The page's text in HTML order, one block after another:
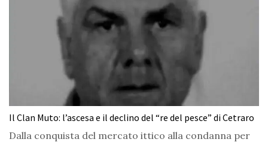
Il Clan Muto: l’ascesa e il declino del “re del pesce” di Cetraro
Dalla conquista del mercato ittico alla condanna per